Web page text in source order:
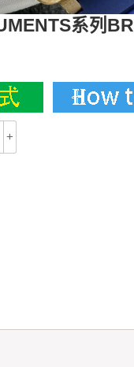
系列
+